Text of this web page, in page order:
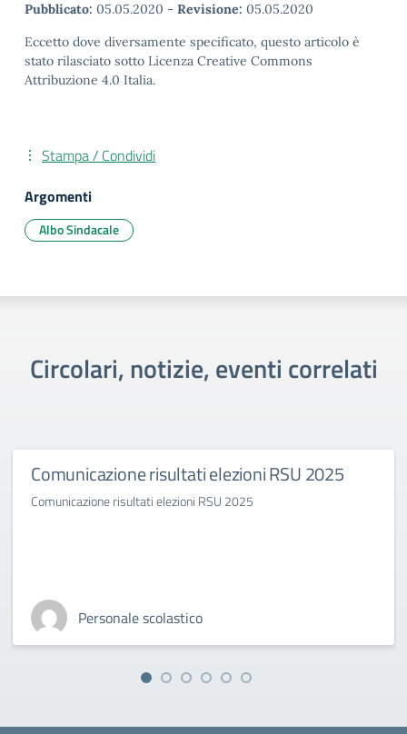
Pubblicato: 05.05.2020 - Revisione: 05.05.2020
Eccetto dove diversamente specificato, questo articolo è
stato rilasciato sotto Licenza Creative Commons
Attribuzione 4.0 Italia.
Stampa / Condividi
Argomenti
Albo Sindacale
Circolari, notizie, eventi correlati
Comunicazione risultati elezioni RSU 2025
Comunicazione risultati elezioni RSU 2025
Personale scolastico